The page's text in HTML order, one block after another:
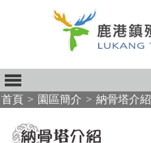
首頁 > 園區簡介 > 納骨塔介紹